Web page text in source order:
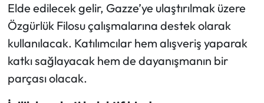
Elde edilecek gelir, Gazze’ye ulaştırılmak üzere
Özgürlük Filosu çalışmalarına destek olarak
kullanılacak. Katılımcılar hem alışveriş yaparak
katkı sağlayacak hem de dayanışmanın bir
parçası olacak.